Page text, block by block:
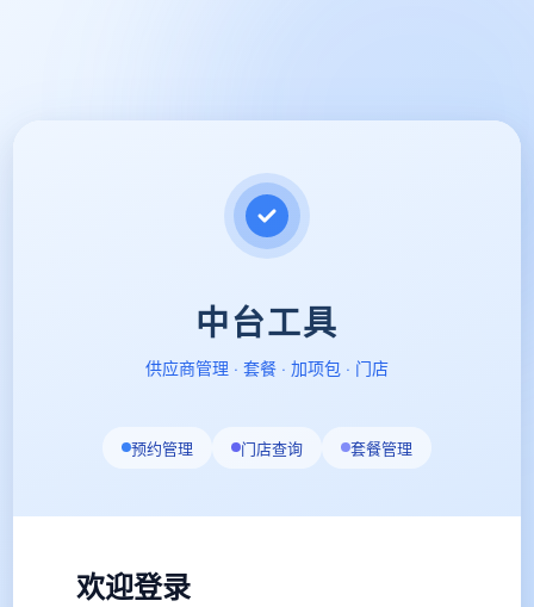
中台工具
供应商管理 · 套餐 · 加项包 · 门店
预约管理 门店查询 套餐管理
欢迎登录